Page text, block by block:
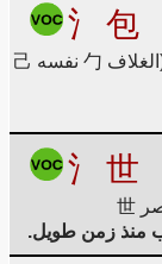
氵 包
اليسار: الماء 氵، اليمين: الغلاف 包 (الغلاف 勹 نفسه 己
氵 世
منذ زمن طويل.